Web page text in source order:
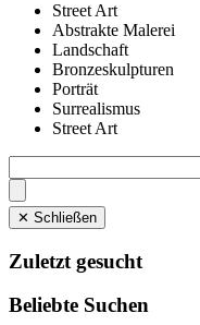
Street Art
Abstrakte Malerei
Landschaft
Bronzeskulpturen
Porträt
Surrealismus
Street Art
✕ Schließen
Zuletzt gesucht
Beliebte Suchen